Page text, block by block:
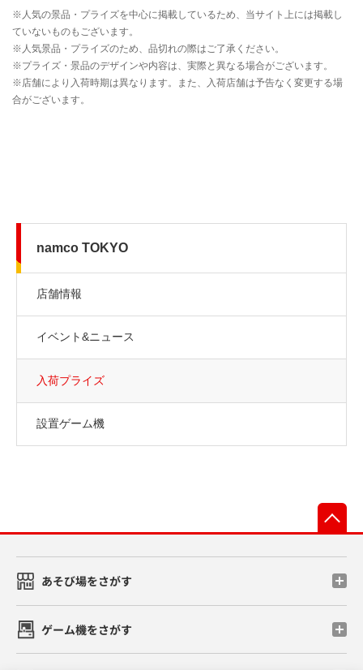
namco TOKYO
店舗情報
イベント&ニュース
入荷プライズ
設置ゲーム機
あそび場をさがす
ゲーム機をさがす